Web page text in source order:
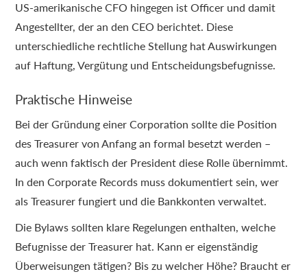
US-amerikanische CFO hingegen ist Officer und damit
Angestellter, der an den CEO berichtet. Diese
unterschiedliche rechtliche Stellung hat Auswirkungen
auf Haftung, Vergütung und Entscheidungsbefugnisse.
Praktische Hinweise
Bei der Gründung einer Corporation sollte die Position
des Treasurer von Anfang an formal besetzt werden –
auch wenn faktisch der President diese Rolle übernimmt.
In den Corporate Records muss dokumentiert sein, wer
als Treasurer fungiert und die Bankkonten verwaltet.
Die Bylaws sollten klare Regelungen enthalten, welche
Befugnisse der Treasurer hat. Kann er eigenständig
Überweisungen tätigen? Bis zu welcher Höhe? Braucht er